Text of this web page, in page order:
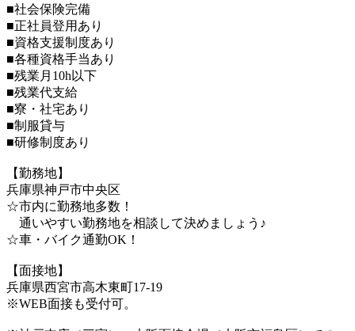
■社会保険完備
■正社員登用あり
■資格支援制度あり
■各種資格手当あり
■残業月10h以下
■残業代支給
■寮・社宅あり
■制服貸与
■研修制度あり
【勤務地】
兵庫県神戸市中央区
☆市内に勤務地多数！
通いやすい勤務地を相談して決めましょう♪
☆車・バイク通勤OK！
【面接地】
兵庫県西宮市高木東町17-19
※WEB面接も受付可。